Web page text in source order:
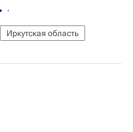
Иркутская область